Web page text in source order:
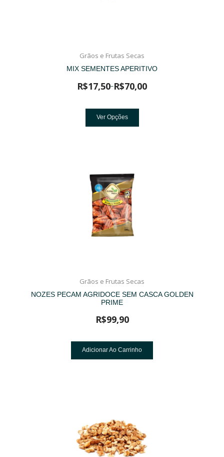
Grãos e Frutas Secas
MIX SEMENTES APERITIVO
R$17,50–R$70,00
Ver Opções
Grãos e Frutas Secas
NOZES PECAM AGRIDOCE SEM CASCA GOLDEN
PRIME
R$99,90
Adicionar Ao Carrinho